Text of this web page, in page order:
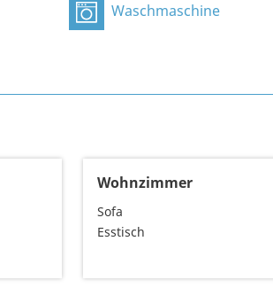
Waschmaschine
Wohnzimmer
Sofa
Esstisch